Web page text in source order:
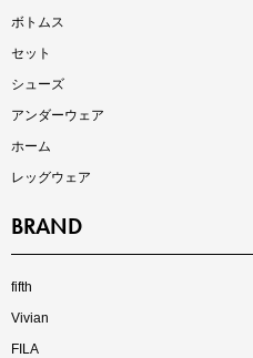
インスタライブ【8.7配信】
ボトムス
セット
シューズ
アンダーウェア
ホーム
レッグウェア
BRAND
fifth
Vivian
FILA